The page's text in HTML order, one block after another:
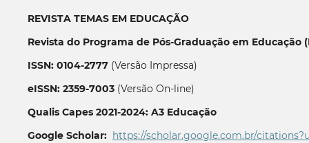
REVISTA TEMAS EM EDUCAÇÃO
Revista do Programa de Pós-Graduação em Educação
ISSN: 0104-2777(Versão Impressa)
eISSN: 2359-7003(Versão On-line)
Qualis Capes 2021-2024: A3 Educação
Google Scholar: https://scholar.google.com.br/